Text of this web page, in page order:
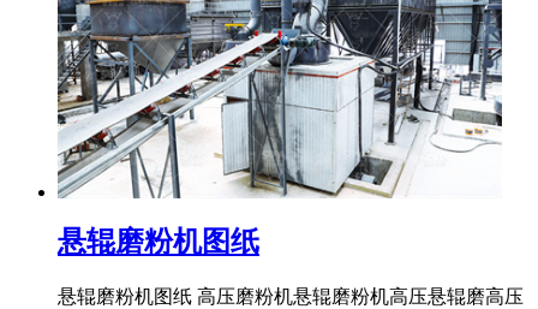
悬辊磨粉机图纸
悬辊磨粉机图纸 高压磨粉机悬辊磨粉机高压悬辊磨高压